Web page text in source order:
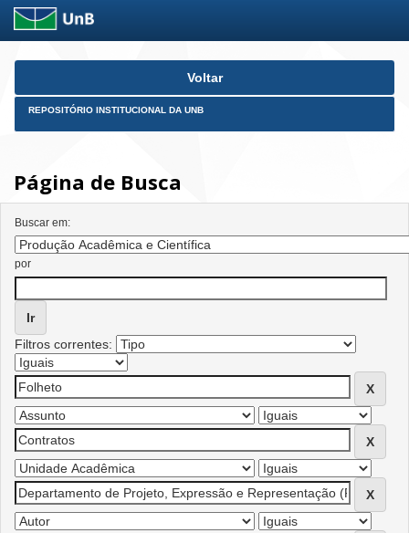
Skip
Voltar
REPOSITÓRIO INSTITUCIONAL DA UNB
Página de Busca
Buscar em:
por
Filtros correntes: